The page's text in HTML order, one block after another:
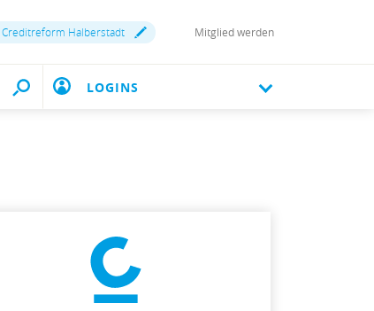
Creditreform Halberstadt Mitglied werden
LOGINS